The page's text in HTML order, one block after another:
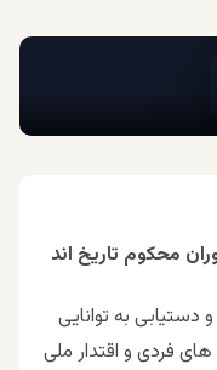
محکوم تاریخ اند
دستیابی به توانایی
فردی و اقتدار ملی